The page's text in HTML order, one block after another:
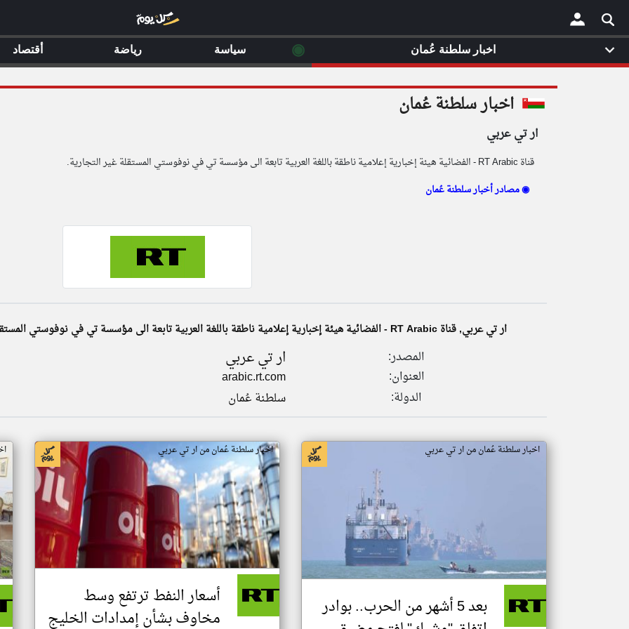
× اخبار سلطنة عُمان
ار تي عربي
قناة RT Arabic - الفضائية هيئة إخبارية إعلامية ناطقة باللغة العربية تابعة الى مؤسسة تي في نوفوستي المستقلة غير التجارية.
مصادر أخبار سلطنة عُمان ◉
ار تي عربي, قناة RT Arabic - الفضائية هيئة إخبارية إعلامية ناطقة باللغة العربية تابعة الى مؤسسة تي في نوفوستي المستقلة غير التجارية.
المصدر: ار تي عربي
العنوان:
arabic.rt.com
الدولة:
سلطنة عُمان
اخبار سلطنة عُمان من ار تي عربي
بعد 5 أشهر من الحرب.. بوادر
اخبار سلطنة عُمان من ار تي عربي
أسعار النفط ترتفع وسط
مخاوف بشأن إمدادات الخليج
اخبار سلطنة عُمان ◉ سياسة رياضة أقتصاد